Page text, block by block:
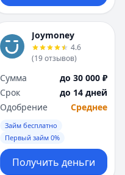
Joymoney
4.6
(19отзывов)
Сумма
до 30 000 ₽
Срок
до 14 дней
Одобрение
Среднее
Займ бесплатно
Первый займ 0%
Получить деньги